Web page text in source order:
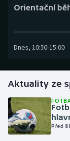
Golf
Gymnastika
Házená
Orientační
Dnes, 10:50-15:00
Aktuality ze
Před 8